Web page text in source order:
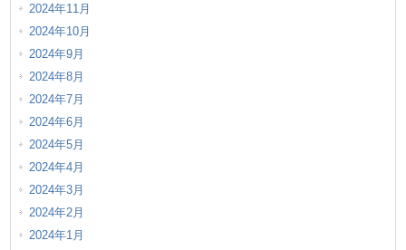
2024年11月
2024年10月
2024年9月
2024年8月
2024年7月
2024年6月
2024年5月
2024年4月
2024年3月
2024年2月
2024年1月